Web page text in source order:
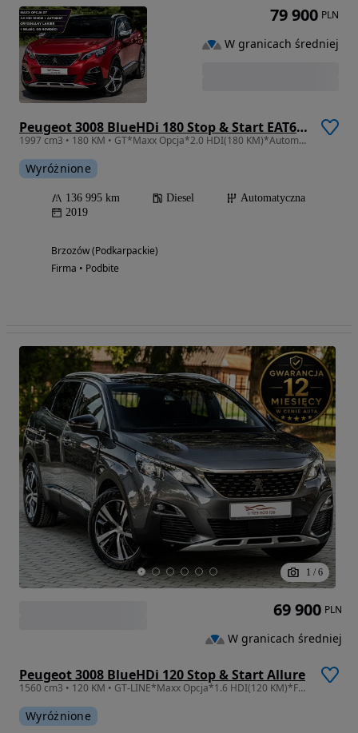
Peugeot 3008 BlueHDi 180 Stop & Start EAT6 GT
1997 cm3 • 180 KM • GT*Maxx Opcja*2.0 HDI(180 KM)*Automat*FULL-LED*Alcantara*Masaże*
Wyróżnione
136 995 km Diesel
Automatyczna
2019
Brzozów (Podkarpackie)
Firma • Podbite
79 900 PLN
W granicach średniej
1 / 6
Peugeot 3008 BlueHDi 120 Stop & Start Allure
1560 cm3 • 120 KM • GT-LINE*Maxx Opcja*1.6 HDI(120 KM)*FULL-LED*Navi*Kamery 360*Jak NOWY!!
Wyróżnione
69 900 PLN
W granicach średniej